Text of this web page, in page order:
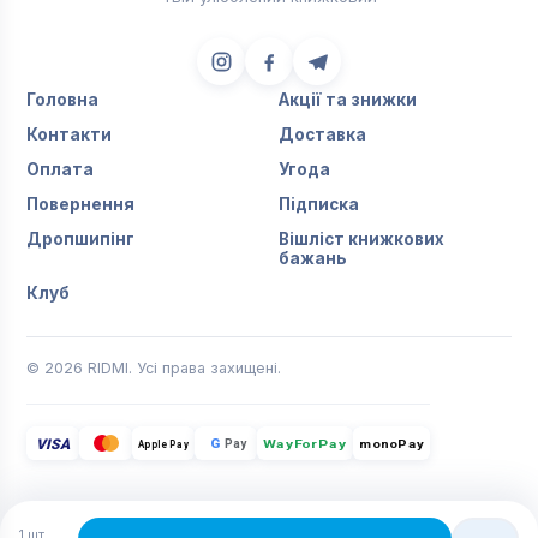
1 шт.
Головна
Акції та знижки
Контакти
Доставка
Оплата
Угода
Повернення
Підписка
Дропшипінг
Вішліст книжкових
бажань
Клуб
© 2026 RIDMI. Усі права захищені.
VISA Apple Pay G Pay WayForPay monoPay